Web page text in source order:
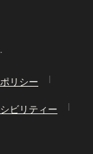
リシー
ビリティー